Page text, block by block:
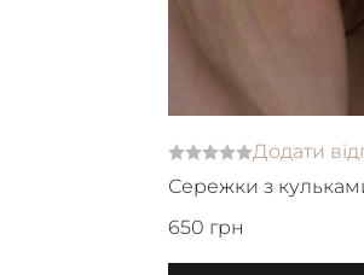
Додати
Сережки з
ювелірної сталі
650 грн